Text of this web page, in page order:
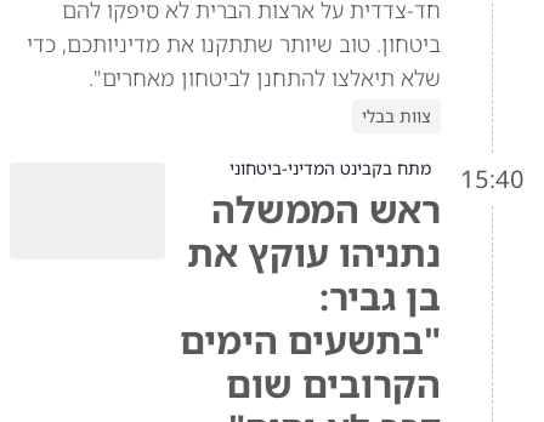
חד-צדדית על ארצות הברית לא סיפקו להם
ביטחון. טוב שיותר שתתקנו את מדיניותכם, כדי
שלא תיאלצו להתחנן לביטחון מאחרים".
צוות בבלי
15:40 מתח בקבינט המדיני-ביטחוני
ראש הממשלה
נתניהו עוקץ את
בן גביר:
"בתשעים הימים
הקרובים שום